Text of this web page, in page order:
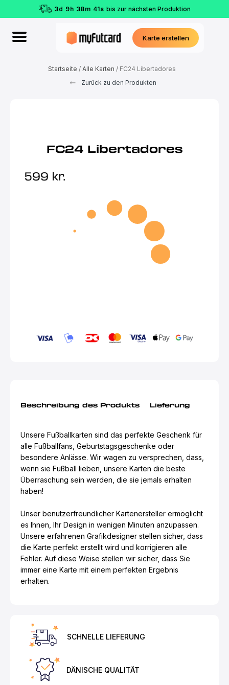
3d 9h 38m 40s bis zur nächsten Produktion
Karte erstellen
Startseite / Alle Karten / FC24 Libertadores
Zurück zu den Produkten
FC24 Libertadores
599 kr.
Beschreibung des Produkts Lieferung
Unsere Fußballkarten sind das perfekte Geschenk für
alle Fußballfans, Geburtstagsgeschenke oder
besondere Anlässe. Wir wagen zu versprechen, dass,
wenn sie Fußball lieben, unsere Karten die beste
Überraschung sein werden, die sie jemals erhalten
haben!
Unser benutzerfreundlicher Kartenersteller ermöglicht
es Ihnen, Ihr Design in wenigen Minuten anzupassen.
Unsere erfahrenen Grafikdesigner stellen sicher, dass
die Karte perfekt erstellt wird und korrigieren alle
Fehler. Auf diese Weise stellen wir sicher, dass Sie
immer eine Karte mit einem perfekten Ergebnis
erhalten.
SCHNELLE LIEFERUNG
DÄNISCHE QUALITÄT